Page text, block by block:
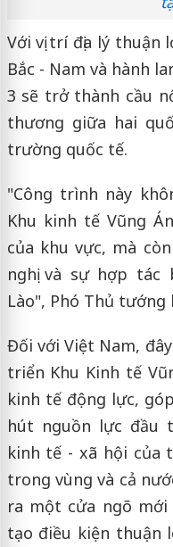
Với vị trí địa lý
Bắc - Nam và hành
3 sẽ trở thành cầu
thương giữa hai
trường quốc tế.
"Công trình này
Khu kinh tế Vũng
của khu vực, mà
nghị và sự hợp tác
Lào", Phó Thủ tướng
Đối với Việt Nam,
triển Khu Kinh tế
kinh tế động lực,
hút nguồn lực đầu
kinh tế - xã hội của
trong vùng và cả
ra một cửa ngõ
tạo điều kiện thuận